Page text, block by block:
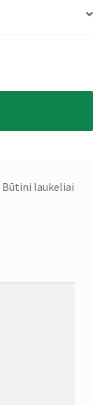
Būtini laukeliai